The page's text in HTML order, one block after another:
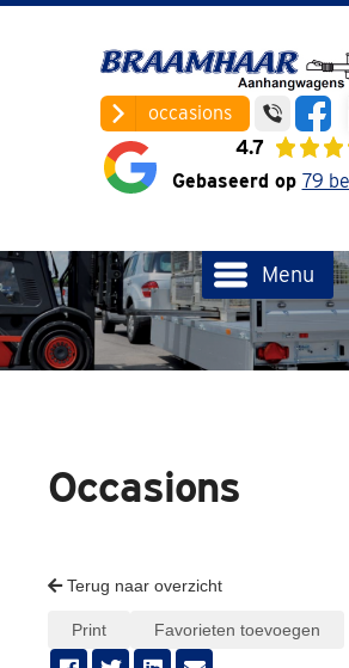
occasions
4.7
Gebaseerd op 79
Menu
Occasions
Terug naar overzicht
Print Favorieten toevoegen